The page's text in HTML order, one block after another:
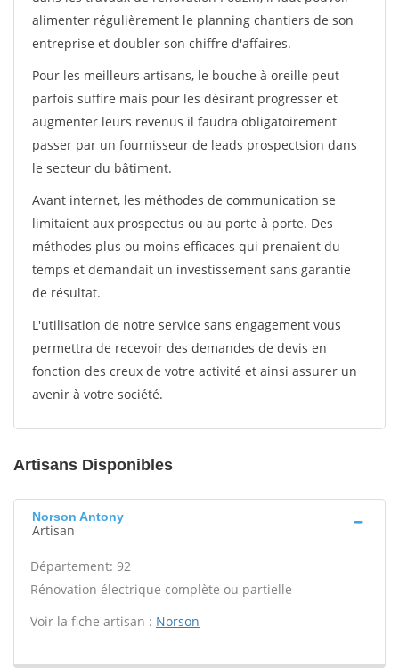
alimenter régulièrement le planning chantiers de son
entreprise et doubler son chiffre d'affaires.
Pour les meilleurs artisans, le bouche à oreille peut
parfois suffire mais pour les désirant progresser et
augmenter leurs revenus il faudra obligatoirement
passer par un fournisseur de leads prospectsion dans
le secteur du bâtiment.
Avant internet, les méthodes de communication se
limitaient aux prospectus ou au porte à porte. Des
méthodes plus ou moins efficaces qui prenaient du
temps et demandait un investissement sans garantie
de résultat.
L'utilisation de notre service sans engagement vous
permettra de recevoir des demandes de devis en
fonction des creux de votre activité et ainsi assurer un
avenir à votre société.
Artisans Disponibles
Norson Antony
Artisan
Département: 92
Rénovation électrique complète ou partielle -
Voir la fiche artisan : Norson